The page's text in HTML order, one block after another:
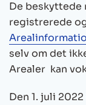
De beskyttede
registrerede
selv om det
Arealer kan
Den 1. juli